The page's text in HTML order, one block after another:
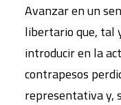
Avanzar en un
libertario que, tal
introducir en la
contrapesos
representativa y,